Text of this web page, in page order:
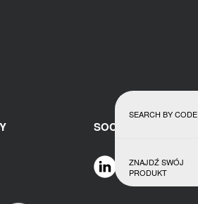
SEARCH BY CODE
ZNAJDŹ SWÓJ
PRODUKT
SOCIAL MEDIAL